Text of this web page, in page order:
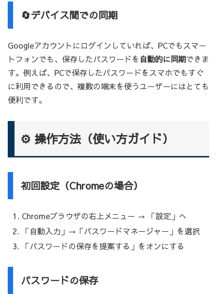
🔄デバイス間での同期
Googleアカウントにログインしていれば、PCでもスマー
トフォンでも、保存したパスワードを自動的に同期できま
す。例えば、PCで保存したパスワードをスマホでもすぐ
に利用できるので、複数の端末を使うユーザーにはとても
便利です。
⚙️ 操作方法（使い方ガイド）
初回設定（Chromeの場合）
Chromeブラウザの右上メニュー → 「設定」へ
「自動入力」→「パスワードマネージャー」を選択
「パスワードの保存を提案する」をオンにする
パスワードの保存